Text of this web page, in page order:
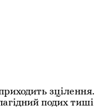
зцілення.
подих тиші